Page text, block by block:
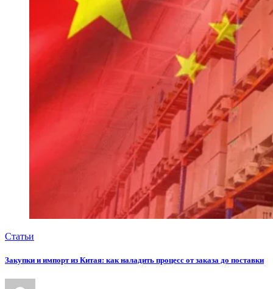
Статьи
Закупки и импорт из Китая: как наладить процесс от заказа до поставки